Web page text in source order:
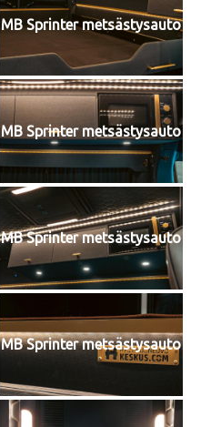
MB Sprinter metsästysauto
MB Sprinter metsästysauto
MB Sprinter metsästysauto
MB Sprinter metsästysauto